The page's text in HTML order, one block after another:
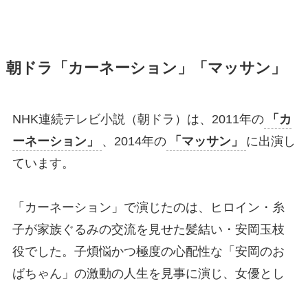
朝ドラ「カーネーション」「マッサン」
NHK連続テレビ小説（朝ドラ）は、2011年の
「カ
ーネーション」
、2014年の 「マッサン」
に出演し
ています。
「カーネーション」で演じたのは、ヒロイン・糸
子が家族ぐるみの交流を見せた髪結い・安岡玉枝
役でした。子煩悩かつ極度の心配性な「安岡のお
ばちゃん」の激動の人生を見事に演じ、女優とし